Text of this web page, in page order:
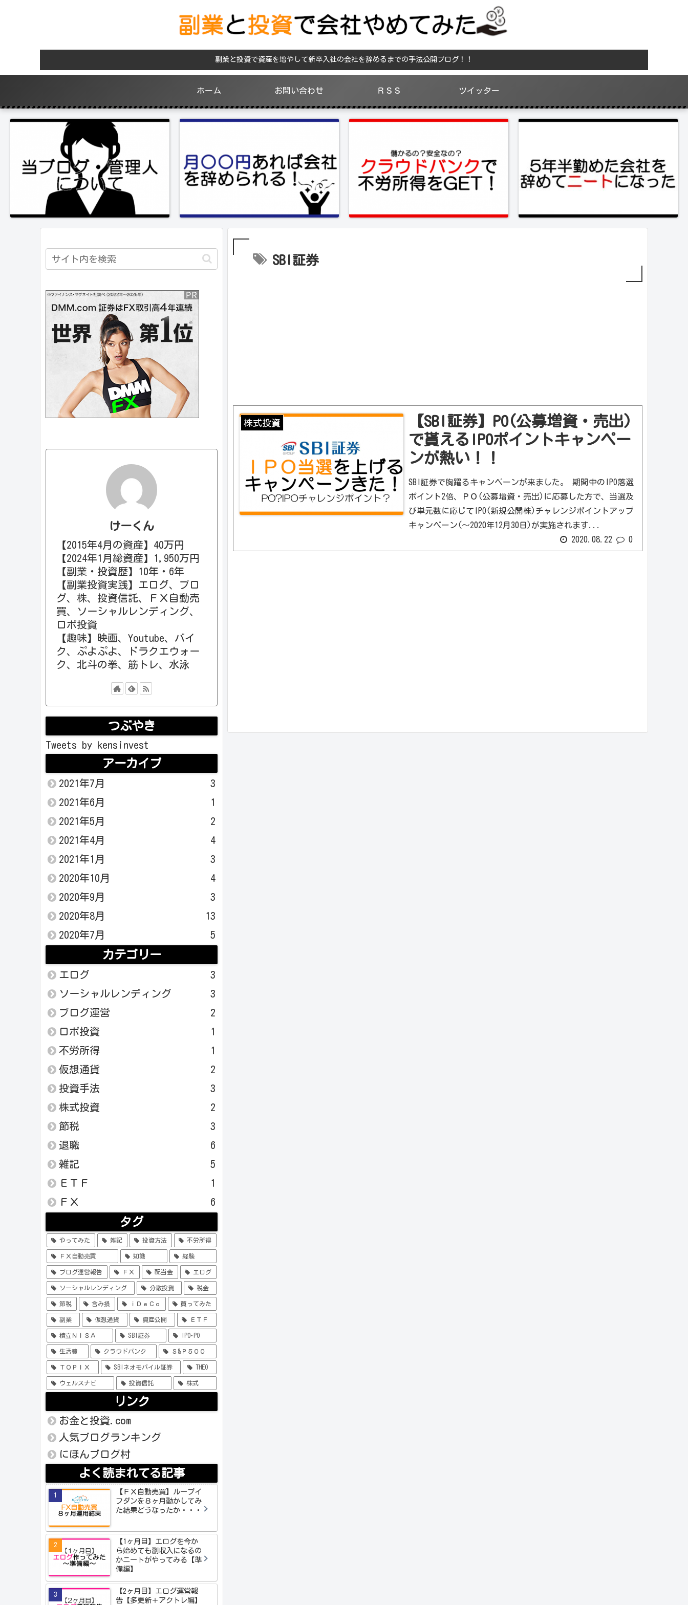
副業と投資で資産を増やして新卒入社の会社を辞めるまでの手法公開ブログ！！
ホーム お問い合わせ ＲＳＳ ツイッター
SBI証券
株式投資
【SBI証券】PO(公募増資・売出)
で貰えるIPOポイントキャンペー
ンが熱い！！
SBI証券で胸躍るキャンペーンが来ました。 期間中のIPO落選
ポイント2倍、ＰＯ(公募増資・売出)に応募した方で、当選及
び単元数に応じてIPO(新規公開株)チャレンジポイントアップ
キャンペーン(～2020年12月30日)が実施されます...
2020.08.22
0
けーくん
【2015年4月の資産】40万円
【2024年1月総資産】1,950万円
【副業・投資歴】10年・6年
【副業投資実践】エログ、ブロ
グ、株、投資信託、ＦＸ自動売
買、ソーシャルレンディング、
ロボ投資
【趣味】映画、Youtube、バイ
ク、ぷよぷよ、ドラクエウォー
ク、北斗の拳、筋トレ、水泳
つぶやき
Tweets by kensinvest
アーカイブ
2021年7月
3
2021年6月
1
2021年5月
2
2021年4月
4
2021年1月
3
2020年10月
4
2020年9月
3
2020年8月
13
2020年7月
5
カテゴリー
エログ
3
ソーシャルレンディング
3
ブログ運営
2
ロボ投資
1
不労所得
1
仮想通貨
2
投資手法
3
株式投資
2
節税
3
退職
6
雑記
5
ＥＴＦ
1
ＦＸ
6
タグ
やってみた 雑記 投資方法 不労所得
ＦＸ自動売買 知識 経験
ブログ運営報告 ＦＸ 配当金 エログ
ソーシャルレンディング 分散投資 税金
節税 含み損 ｉＤｅＣｏ 買ってみた
副業 仮想通貨 資産公開 ＥＴＦ
積立ＮＩＳＡ SBI証券 IPO･PO
生活費 クラウドバンク Ｓ&Ｐ５００
ＴＯＰＩＸ SBIネオモバイル証券 THEO
ウェルスナビ 投資信託 株式
リンク
お金と投資.com
人気ブログランキング
にほんブログ村
よく読まれてる記事
【ＦＸ自動売買】ループイ
フダンを８ヶ月動かしてみ
た結果どうなったか・・・
【1ヶ月目】エログを今か
ら始めても副収入になるの
かニートがやってみる【準
備編】
【2ヶ月目】エログ運営報
告【多更新＋アクトレ編】